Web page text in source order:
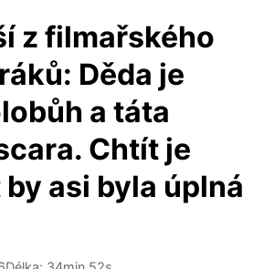
z filmařského
Děda je
a táta
Chtít je
asi byla úplná